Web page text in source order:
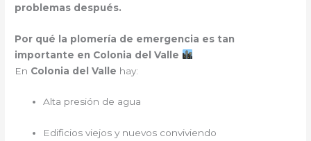
problemas después.
Por qué la plomería de emergencia es tan
importante en Colonia del Valle
En Colonia del Valle hay:
Alta presión de agua
Edificios viejos y nuevos conviviendo